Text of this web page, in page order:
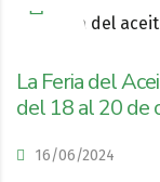
La Feria del
del 18 al 20 de
16/06/2024